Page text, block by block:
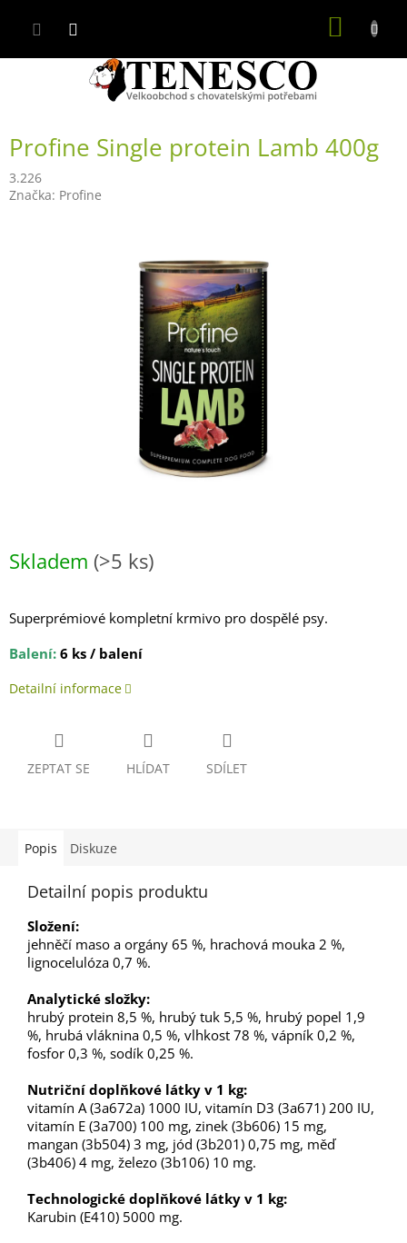
Profine Single protein Lamb 400g
3.226
Značka: Profine
Skladem (>5 ks)
Superprémiové kompletní krmivo pro dospělé psy.
Balení: 6 ks / balení
Detailní informace
ZEPTAT SE HLÍDAT SDÍLET
Popis Diskuze
Detailní popis produktu
Složení:
jehněčí maso a orgány 65 %, hrachová mouka 2 %,
lignocelulóza 0,7 %.
Analytické složky:
hrubý protein 8,5 %, hrubý tuk 5,5 %, hrubý popel 1,9
%, hrubá vláknina 0,5 %, vlhkost 78 %, vápník 0,2 %,
fosfor 0,3 %, sodík 0,25 %.
Nutriční doplňkové látky v 1 kg:
vitamín A (3a672a) 1000 IU, vitamín D3 (3a671) 200 IU,
vitamín E (3a700) 100 mg, zinek (3b606) 15 mg,
mangan (3b504) 3 mg, jód (3b201) 0,75 mg, měď
(3b406) 4 mg, železo (3b106) 10 mg.
Technologické doplňkové látky v 1 kg:
Karubin (E410) 5000 mg.